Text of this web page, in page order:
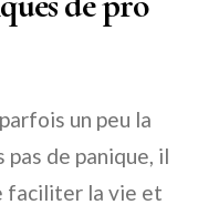
un peu la
pas de panique, il
faciliter la vie et